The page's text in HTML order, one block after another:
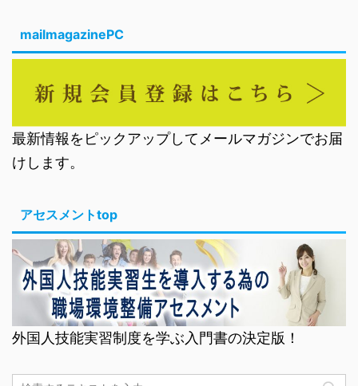
mailmagazinePC
最新情報をピックアップしてメールマガジンでお届
けします。
アセスメントtop
外国人技能実習制度を学ぶ入門書の決定版！